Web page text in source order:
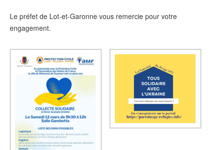
Le préfet de Lot-et-Garonne vous remercie pour votre
engagement.